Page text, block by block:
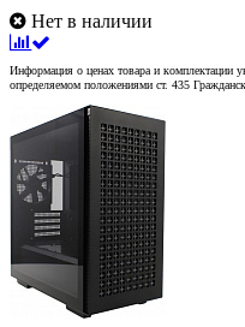
Нет в наличии
Информация о ценах товара и комплектации
определяемом положениями ст. 435